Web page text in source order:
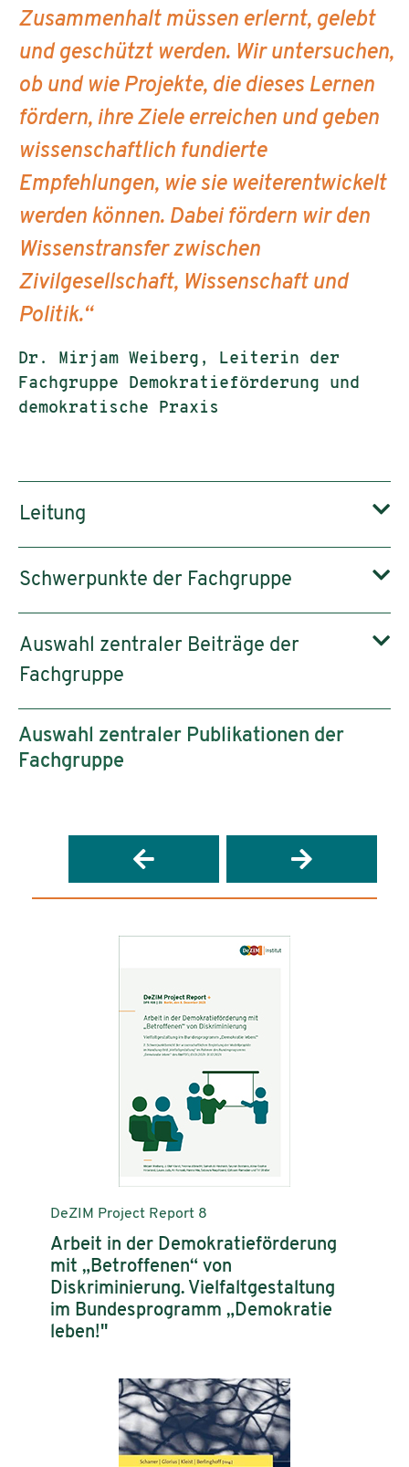
Zusammenhalt müssen erlernt, gelebt
und geschützt werden. Wir untersuchen,
ob und wie Projekte, die dieses Lernen
fördern, ihre Ziele erreichen und geben
wissenschaftlich fundierte
Empfehlungen, wie sie weiterentwickelt
werden können. Dabei fördern wir den
Wissenstransfer zwischen
Zivilgesellschaft, Wissenschaft und
Politik.“
Dr. Mirjam Weiberg, Leiterin der
Fachgruppe Demokratieförderung und
demokratische Praxis
Leitung
Schwerpunkte der Fachgruppe
Auswahl zentraler Beiträge der
Fachgruppe
Auswahl zentraler Publikationen der
Fachgruppe
DeZIM Project Report 8
Arbeit in der Demokratieförderung
mit „Betroffenen“ von
Diskriminierung. Vielfaltgestaltung
im Bundesprogramm „Demokratie
leben!"